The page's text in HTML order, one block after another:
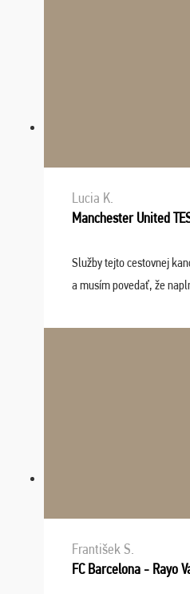
Lucia K.
Manchester United
Služby tejto cestovnej
a musím povedať, že
dispozícii nonstop (milí,
František S.
FC Barcelona - Rayo